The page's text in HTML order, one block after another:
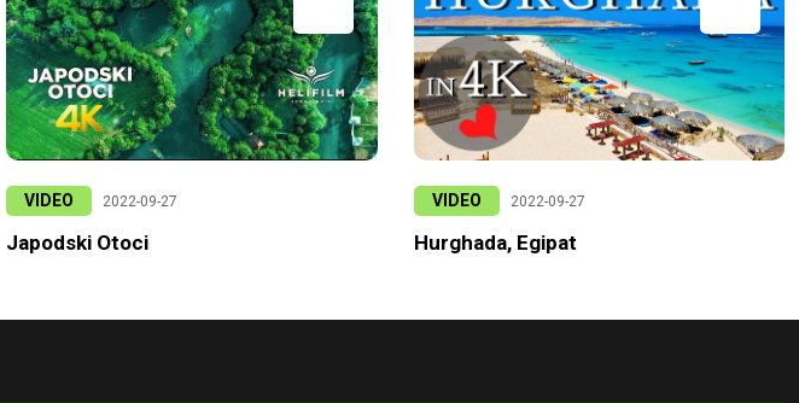
VIDEO 2022-09-27
Japodski Otoci
VIDEO 2022-09-27
Hurghada, Egipat